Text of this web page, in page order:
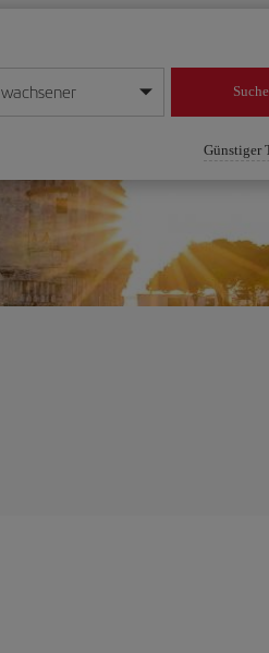
Tag/Monat/Jahr ein
Günstiger